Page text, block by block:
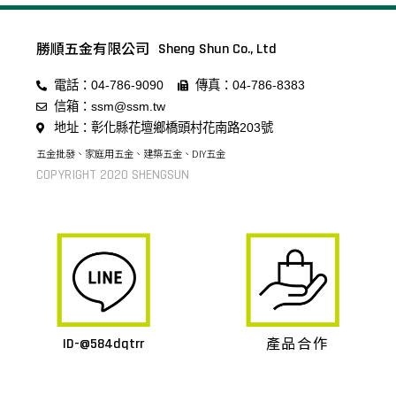
勝順五金有限公司 Sheng Shun Co., Ltd
電話：04-786-9090
傳真：04-786-8383
信箱：ssm@ssm.tw
地址：彰化縣花壇鄉橋頭村花南路203號
五金批發、家庭用五金、建築五金、DIY五金
COPYRIGHT 2020 SHENGSUN
ID-@584dqtrr 產品合作